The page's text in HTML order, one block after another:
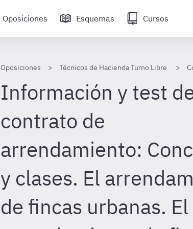
Oposiciones Esquemas Cursos
Oposiciones Técnicos de Hacienda Turno Libre
Información y test
contrato de
arrendamiento:
y clases. El
de fincas urbanas. El